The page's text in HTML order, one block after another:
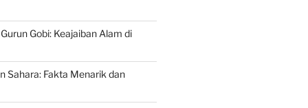
Gobi: Keajaiban Alam di
Sahara: Fakta Menarik dan